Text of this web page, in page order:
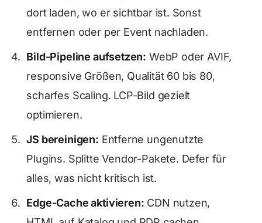
dort laden, wo er sichtbar ist. Sonst
entfernen oder per Event nachladen.
Bild-Pipeline aufsetzen: WebP oder AVIF,
responsive Größen, Qualität 60 bis 80,
scharfes Scaling. LCP-Bild gezielt
optimieren.
JS bereinigen: Entferne ungenutzte
Plugins. Splitte Vendor-Pakete. Defer für
alles, was nicht kritisch ist.
Edge-Cache aktivieren: CDN nutzen,